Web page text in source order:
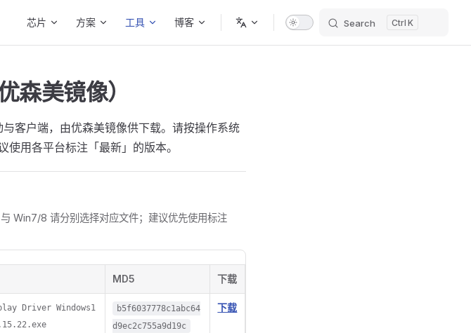
Search K
芯片 方案 工具 博客
森美镜像）
客户端，由优森美镜像供下载。请按操作系统
用各平台标注「最新」的版本。
Win7/8 请分别选择对应文件；建议优先使用标注
MD5 下载
Driver Windows1
b5f6037778c1abc64
d9ec2c755a9d19c
下载